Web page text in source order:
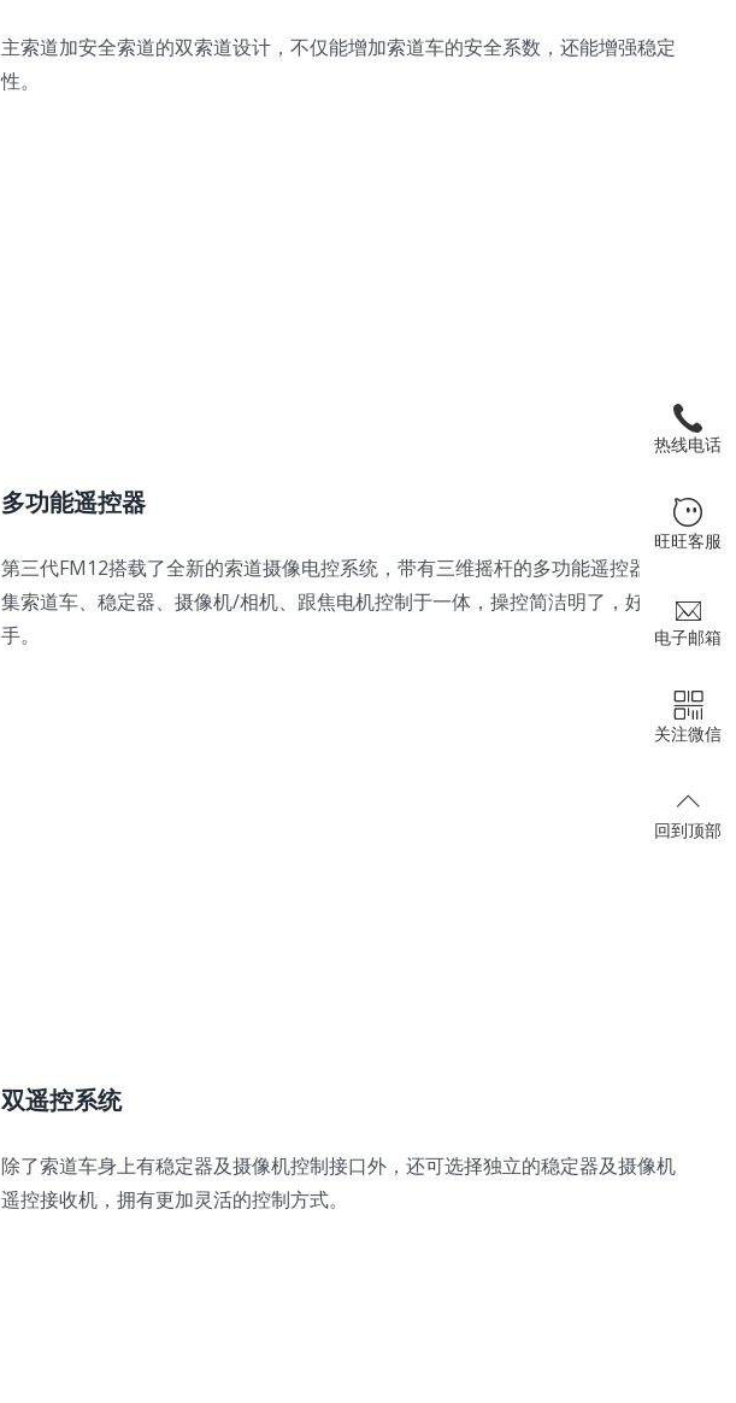
主索道加安全索道的双索道设计，不仅能增加索道车的安全系数，还能增强稳定
性。
多功能遥控器
第三代FM12搭载了全新的索道摄像电控系统，带有三维摇杆的多功能遥控器，
集索道车、稳定器、摄像机/相机、跟焦电机控制于一体，操控简洁明了，好上
手。
双遥控系统
除了索道车身上有稳定器及摄像机控制接口外，还可选择独立的稳定器及摄像机
遥控接收机，拥有更加灵活的控制方式。
热线电话
旺旺客服
电子邮箱
关注微信
回到顶部